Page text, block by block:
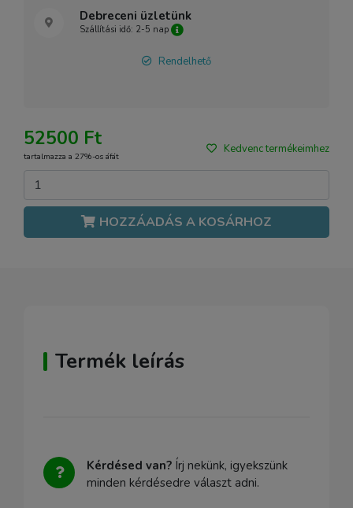
Debreceni üzletünk
Szállítási idő: 2-5 nap
Rendelhető
52500 Ft
tartalmazza a 27%-os áfát
Kedvenc termékeimhez
HOZZÁADÁS A KOSÁRHOZ
Termék leírás
Kérdésed van? Írj nekünk, igyekszünk
minden kérdésedre választ adni.